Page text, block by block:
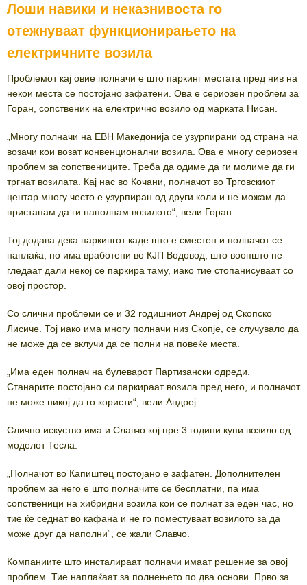
Лоши навики и неказнивоста го
отежнуваат функционирањето на
електричните возила
Проблемот кај овие полначи е што паркинг местата пред нив на
некои места се постојано зафатени. Ова е сериозен проблем за
Горан, сопственик на електрично возило од марката Нисан.
„Многу полначи на ЕВН Македонија се узурпирани од страна на
возачи кои возат конвенционални возила. Ова е многу сериозен
проблем за сопствениците. Треба да одиме да ги молиме да ги
тргнат возилата. Кај нас во Кочани, полначот во Трговскиот
центар многу често е узурпиран од други коли и не можам да
пристапам да ги наполнам возилото“, вели Горан.
Тој додава дека паркингот каде што е сместен и полначот се
наплаќа, но има вработени во КЈП Водовод, што воопшто не
гледаат дали некој се паркира таму, иако тие стопанисуваат со
овој простор.
Со слични проблеми се и 32 годишниот Андреј од Скопско
Лисиче. Тој иако има многу полначи низ Скопје, се случувало да
не може да се вклучи да се полни на повеќе места.
„Има еден полнач на булеварот Партизански одреди.
Станарите постојано си паркираат возила пред него, и полначот
не може никој да го користи“, вели Андреј.
Слично искуство има и Славчо кој пре 3 години купи возило од
моделот Тесла.
„Полначот во Капиштец постојано е зафатен. Дополнителен
проблем за него е што полначите се бесплатни, па има
сопственици на хибридни возила кои се полнат за еден час, но
тие ќе седнат во кафана и не го поместуваат возилото за да
може друг да наполни“, се жали Славчо.
Компаниите што инсталираат полначи имаат решение за овој
проблем. Тие наплаќаат за полнењето по два основи. Прво за